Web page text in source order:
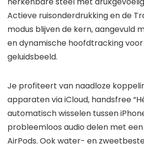
Actieve ruisonderdrukking en de
modus blijven de kern, aangevuld
en dynamische hoofdtracking
geluidsbeeld.
Je profiteert van naadloze
apparaten via iCloud, handsfree
automatisch wisselen tussen
probleemloos audio delen met
AirPods. Ook water- en